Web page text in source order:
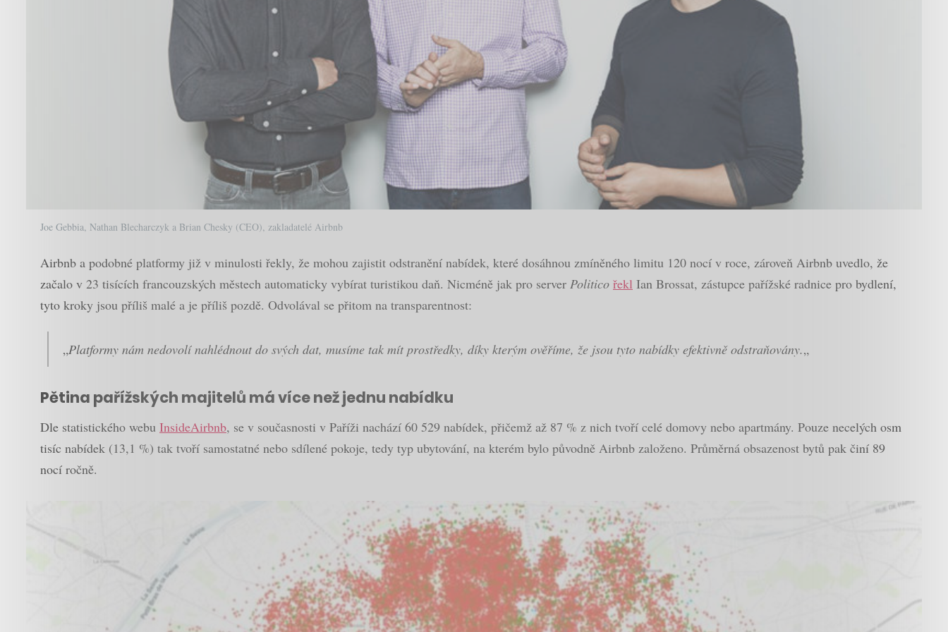
Joe Gebbia, Nathan Blecharczyk a Brian Chesky (CEO), zakladatelé Airbnb
Airbnb a podobné platformy již v minulosti řekly, že mohou zajistit odstranění nabídek, které dosáhnou zmíněného limitu 120 nocí v roce, zároveň Airbnb uvedlo, že
začalo v 23 tisících francouzských městech automaticky vybírat turistikou daň. Nicméně jak pro server Politico řekl Ian Brossat, zástupce pařížské radnice pro bydlení,
tyto kroky jsou příliš malé a je příliš pozdě. Odvolával se přitom na transparentnost:
„Platformy nám nedovolí nahlédnout do svých dat, musíme tak mít prostředky, díky kterým ověříme, že jsou tyto nabídky efektivně odstraňovány.„
Pětina pařížských majitelů má více než jednu nabídku
Dle statistického webu InsideAirbnb, se v současnosti v Paříži nachází 60 529 nabídek, přičemž až 87 % z nich tvoří celé domovy nebo apartmány. Pouze necelých osm
tisíc nabídek (13,1 %) tak tvoří samostatné nebo sdílené pokoje, tedy typ ubytování, na kterém bylo původně Airbnb založeno. Průměrná obsazenost bytů pak činí 89
nocí ročně.